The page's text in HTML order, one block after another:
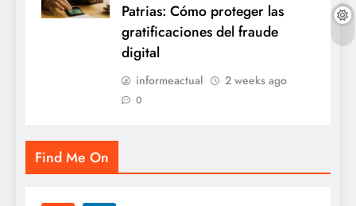
Patrias: Cómo proteger las
gratificaciones del fraude
digital
informeactual 2 weeks ago
0
Find Me On